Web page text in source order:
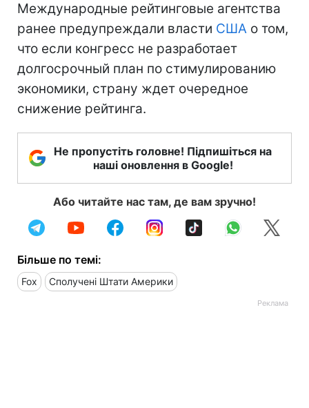
Международные рейтинговые агентства
ранее предупреждали власти США о том,
что если конгресс не разработает
долгосрочный план по стимулированию
экономики, страну ждет очередное
снижение рейтинга.
Не пропустіть головне! Підпишіться на
наші оновлення в Google!
Або читайте нас там, де вам зручно!
Більше по темі:
Fox Сполучені Штати Америки